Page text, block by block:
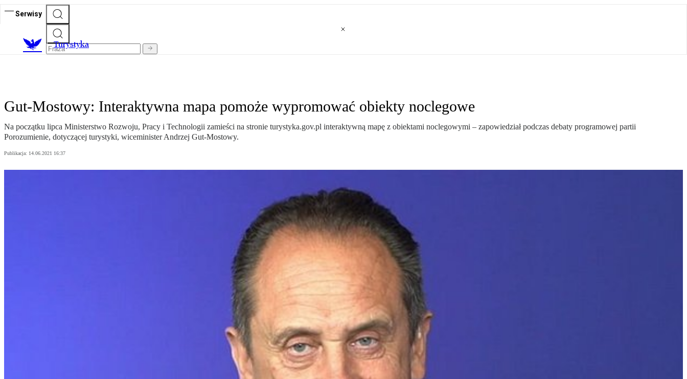
Serwisy
Turystyka
Gut-Mostowy: Interaktywna mapa pomoże wypromować obiekty noclegowe
Na początku lipca Ministerstwo Rozwoju, Pracy i Technologii zamieści na stronie turystyka.gov.pl interaktywną mapę z obiektami noclegowymi – zapowiedział podczas debaty programowej partii
Porozumienie, dotyczącej turystyki, wiceminister Andrzej Gut-Mostowy.
Publikacja: 14.06.2021 16:37